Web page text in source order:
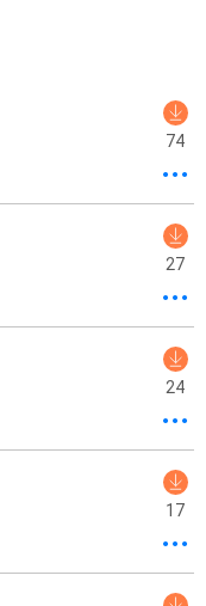
74
27
24
17